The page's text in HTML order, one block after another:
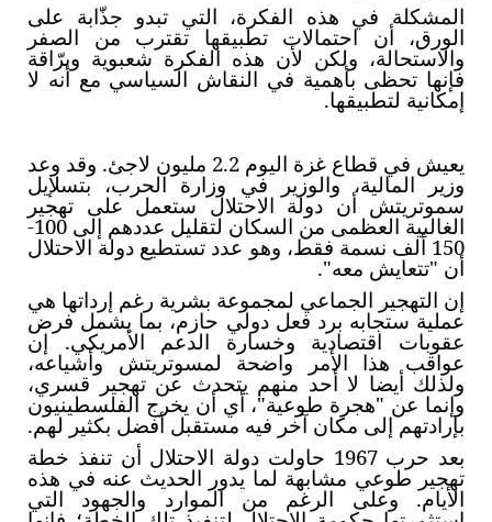
المشكلة في هذه الفكرة، التي تبدو جذّابة على
الورق، أن احتمالات تطبيقها تقترب من الصفر
والاستحالة، ولكن لأن هذه الفكرة شعبوية وبرّاقة
فإنها تحظى بأهمية في النقاش السياسي مع أنه لا
إمكانية لتطبيقها.
يعيش في قطاع غزة اليوم 2.2 مليون لاجئ. وقد وعد
وزير المالية، والوزير في وزارة الحرب، بتسلإيل
سموتريتش أن دولة الاحتلال ستعمل على تهجير
الغالبية العظمى من السكان لتقليل عددهم إلى 100-
150 ألف نسمة فقط، وهو عدد تستطيع دولة الاحتلال
أن "تتعايش معه".
إن التهجير الجماعي لمجموعة بشرية رغم إرداتها هي
عملية ستجابه برد فعل دولي حازم، بما يشمل فرض
عقوبات اقتصادية وخسارة الدعم الأمريكي. إن
عواقب هذا الأمر واضحة لمسوتريتش وأشياعه،
ولذلك أيضا لا أحد منهم يتحدث عن تهجير قسري،
وإنما عن "هجرة طوعية"، أي أن يخرج الفلسطينيون
بإرادتهم إلى مكان آخر فيه مستقبل أفضل بكثير لهم.
بعد حرب 1967 حاولت دولة الاحتلال أن تنفذ خطة
تهجير طوعي مشابهة لما يدور الحديث عنه في هذه
الأيام. وعلى الرغم من الموارد والجهود التي